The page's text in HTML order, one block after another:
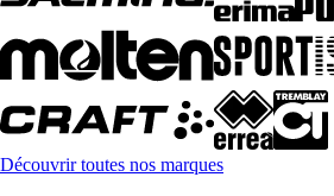
Découvrir toutes nos marques